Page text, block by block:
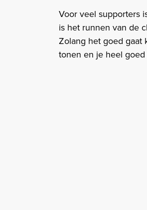
Voor veel supporters
is het runnen van de
Zolang het goed gaat
tonen en je heel